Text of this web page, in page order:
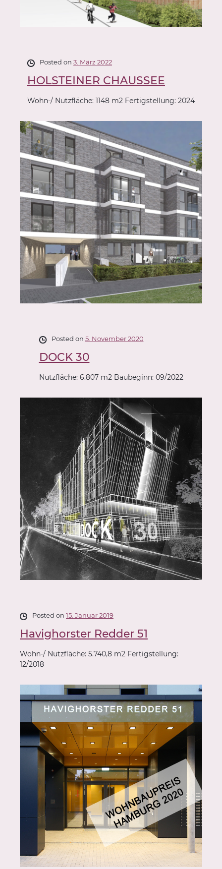
HOLSTEINER CHAUSSEE
Posted on 3. März 2022
Wohn-/ Nutzfläche: 1148 m2 Fertigstellung: 2024
DOCK 30
Posted on 5. November 2020
Nutzfläche: 6.807 m2 Baubeginn: 09/2022
Havighorster Redder 51
Posted on 15. Januar 2019
Wohn-/ Nutzfläche: 5.740,8 m2 Fertigstellung:
12/2018